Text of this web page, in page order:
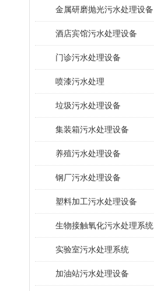
金属研磨抛光污水处理设备
酒店宾馆污水处理设备
门诊污水处理设备
喷漆污水处理
垃圾污水处理设备
集装箱污水处理设备
养殖污水处理设备
钢厂污水处理设备
塑料加工污水处理设备
生物接触氧化污水处理系统
​实验室污水处理系统
加油站污水处理设备